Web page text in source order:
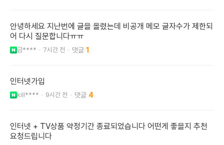
안녕하세요 지난번에 글을 올렸는데 비공개 메모 글자수가 제한되
어 다시 질문합니다ㅠㅠ
금**** 7시간 전 1
인터넷가입
kill**** 9시간 전 4
인터넷 + TV상품 약정기간 종료되었습니다 어떤게 좋을지 추천
요청드립니다